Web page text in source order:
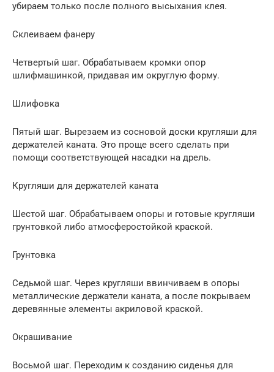
убираем только после полного высыхания клея.
Склеиваем фанеру
Четвертый шаг. Обрабатываем кромки опор
шлифмашинкой, придавая им округлую форму.
Шлифовка
Пятый шаг. Вырезаем из сосновой доски кругляши для
держателей каната. Это проще всего сделать при
помощи соответствующей насадки на дрель.
Кругляши для держателей каната
Шестой шаг. Обрабатываем опоры и готовые кругляши
грунтовкой либо атмосферостойкой краской.
Грунтовка
Седьмой шаг. Через кругляши ввинчиваем в опоры
металлические держатели каната, а после покрываем
деревянные элементы акриловой краской.
Окрашивание
Восьмой шаг. Переходим к созданию сиденья для